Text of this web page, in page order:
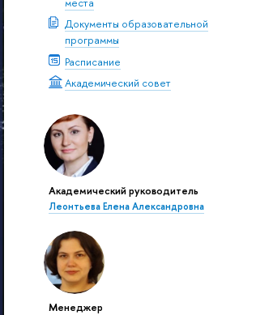
Документы образовательной
программы
Расписание
Академический совет
Академический руководитель
Леонтьева Елена Александровна
Менеджер